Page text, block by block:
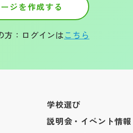
ジを作成する
方：ログインはこちら
学校選び
説明会・イベント情報